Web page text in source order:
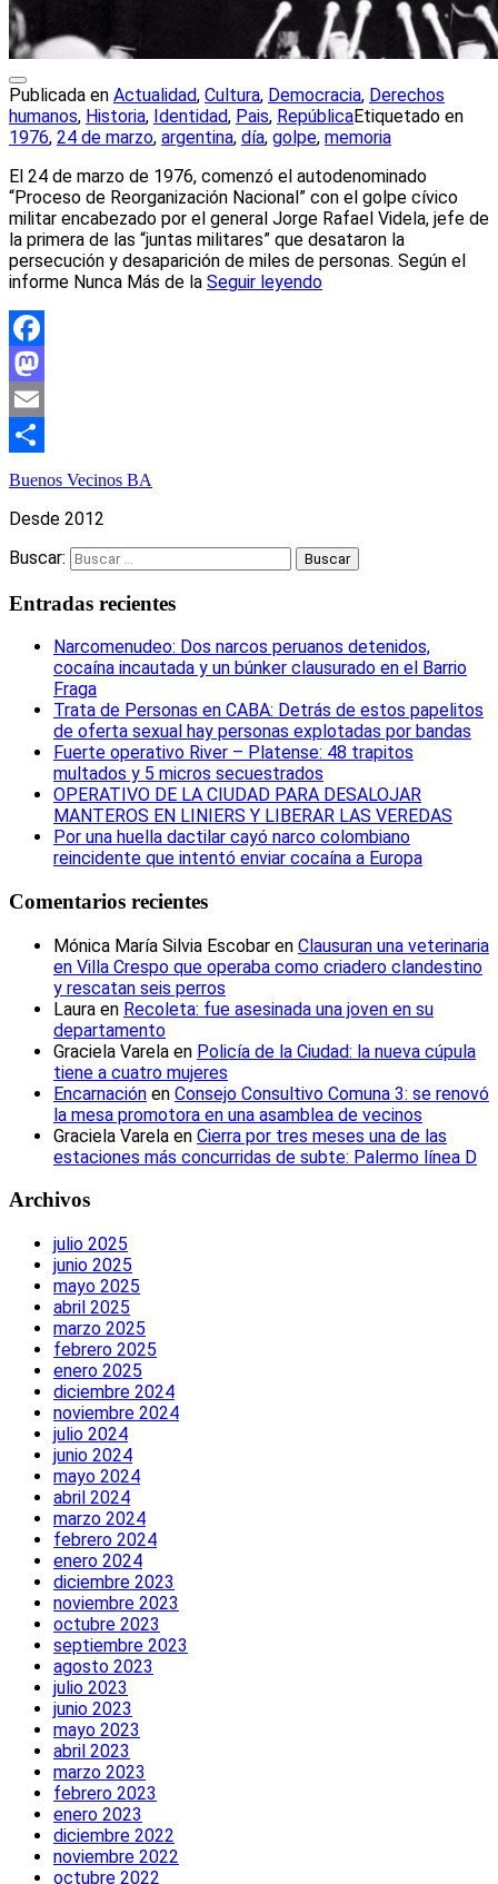
Publicada en Actualidad, Cultura, Democracia, Derechos
humanos, Historia, Identidad, Pais, RepúblicaEtiquetado en
1976, 24 de marzo, argentina, día, golpe, memoria
El 24 de marzo de 1976, comenzó el autodenominado
“Proceso de Reorganización Nacional” con el golpe cívico
militar encabezado por el general Jorge Rafael Videla, jefe de
la primera de las “juntas militares” que desataron la
persecución y desaparición de miles de personas. Según el
informe Nunca Más de la Seguir leyendo
Facebook
Mastodon
Email
Compartir
Buenos Vecinos BA
Desde 2012
Buscar:
Entradas recientes
Narcomenudeo: Dos narcos peruanos detenidos,
cocaína incautada y un búnker clausurado en el Barrio
Fraga
Trata de Personas en CABA: Detrás de estos papelitos
de oferta sexual hay personas explotadas por bandas
Fuerte operativo River – Platense: 48 trapitos
multados y 5 micros secuestrados
OPERATIVO DE LA CIUDAD PARA DESALOJAR
MANTEROS EN LINIERS Y LIBERAR LAS VEREDAS
Por una huella dactilar cayó narco colombiano
reincidente que intentó enviar cocaína a Europa
Comentarios recientes
Mónica María Silvia Escobar en Clausuran una veterinaria
en Villa Crespo que operaba como criadero clandestino
y rescatan seis perros
Laura en Recoleta: fue asesinada una joven en su
departamento
Graciela Varela en Policía de la Ciudad: la nueva cúpula
tiene a cuatro mujeres
Encarnación en Consejo Consultivo Comuna 3: se renovó
la mesa promotora en una asamblea de vecinos
Graciela Varela en Cierra por tres meses una de las
estaciones más concurridas de subte: Palermo línea D
Archivos
julio 2025
junio 2025
mayo 2025
abril 2025
marzo 2025
febrero 2025
enero 2025
diciembre 2024
noviembre 2024
julio 2024
junio 2024
mayo 2024
abril 2024
marzo 2024
febrero 2024
enero 2024
diciembre 2023
noviembre 2023
octubre 2023
septiembre 2023
agosto 2023
julio 2023
junio 2023
mayo 2023
abril 2023
marzo 2023
febrero 2023
enero 2023
diciembre 2022
noviembre 2022
octubre 2022